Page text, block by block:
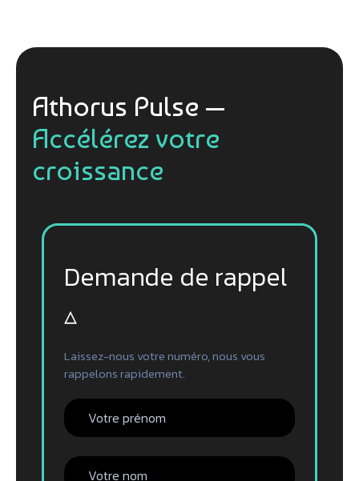
Athorus Pulse —
Accélérez votre
croissance
Demande de rappel
▵
Laissez-nous votre numéro, nous vous
rappelons rapidement.